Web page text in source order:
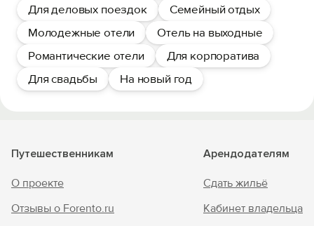
Для деловых поездок
Семейный отдых
Молодежные отели
Отель на выходные
Романтические отели
Для корпоратива
Для свадьбы
На новый год
Путешественникам
О проекте
Отзывы о Forento.ru
Арендодателям
Сдать жильё
Кабинет владельца